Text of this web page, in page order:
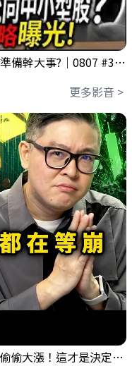
鴻海回測季線是機會還是危機!?下周準備幹大事?｜0807 #3661 #2317 #2317鴻海
更多影音 >
黃金偷偷大漲！這才是決定台股生死的「真風向球」！｜Mr.Jimmy高志銘 #黃金 #美元指數 #聯準會